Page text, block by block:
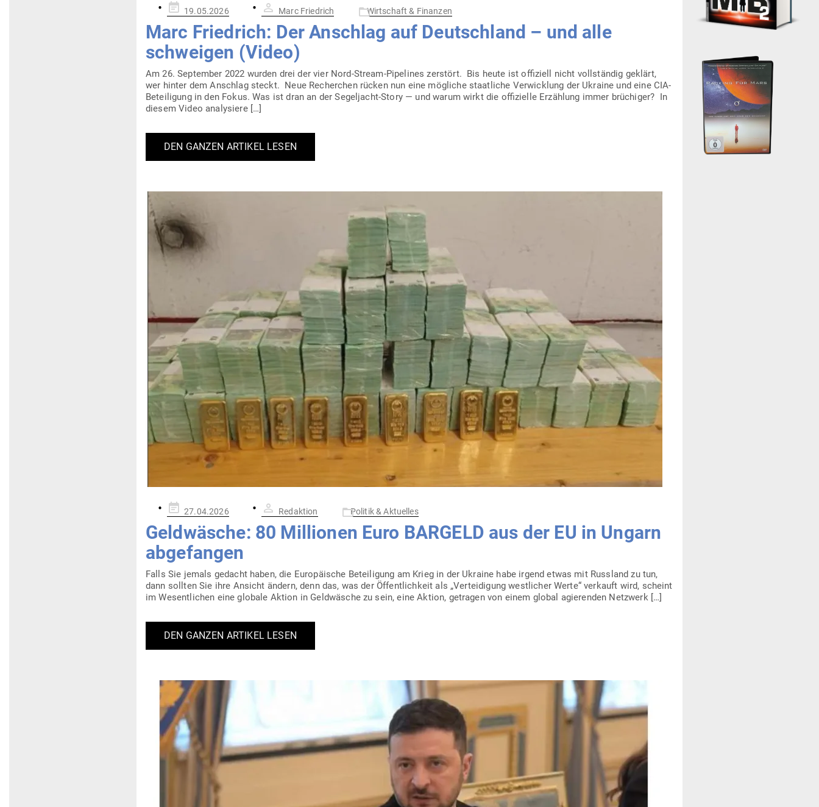
Gepostet
am
19.05.2026 Marc Friedrich Wirtschaft & Finanzen
Marc Friedrich: Der Anschlag auf Deutschland – und alle
schweigen (Video)
Am 26. Sep­tember 2022 wurden drei der vier Nord-Stream-Pipe­­lines zer­stört. Bis heute ist offi­ziell nicht voll­ständig geklärt,
wer hinter dem Anschlag steckt. Neue Recherchen rücken nun eine mög­liche staat­liche Ver­wicklung der Ukraine und eine CIA-
Betei­­ligung in den Fokus. Was ist dran an der Segel­jacht-Story — und warum wirkt die offi­zielle Erzählung immer brü­chiger? In
diesem Video analysiere […]
DEN GANZEN ARTIKEL LESEN
Gepostet
am
27.04.2026 Redaktion Politik & Aktuelles
Geld­wäsche: 80 Mil­lionen Euro BARGELD aus der EU in Ungarn
abgefangen
Falls Sie jemals gedacht haben, die Euro­päische Betei­ligung am Krieg in der Ukraine habe irgend etwas mit Russland zu tun,
dann sollten Sie ihre Ansicht ändern, denn das, was der Öffent­lichkeit als „Ver­tei­digung west­licher Werte“ ver­kauft wird, scheint
im Wesent­lichen eine globale Aktion in Geld­wäsche zu sein, eine Aktion, getragen von einem global agie­renden Netzwerk […]
DEN GANZEN ARTIKEL LESEN